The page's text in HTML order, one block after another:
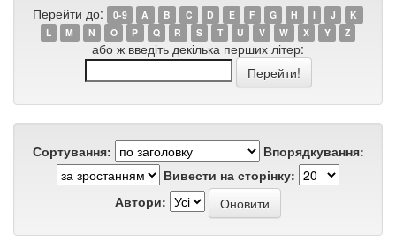
Перейти до: 0-9 A B C D E F G H I J
K
L
M N O P Q R S T U V W X Y Z
або ж введіть декілька перших літер:
Сортування:
Впорядкування:
Вивести на сторінку:
Автори: